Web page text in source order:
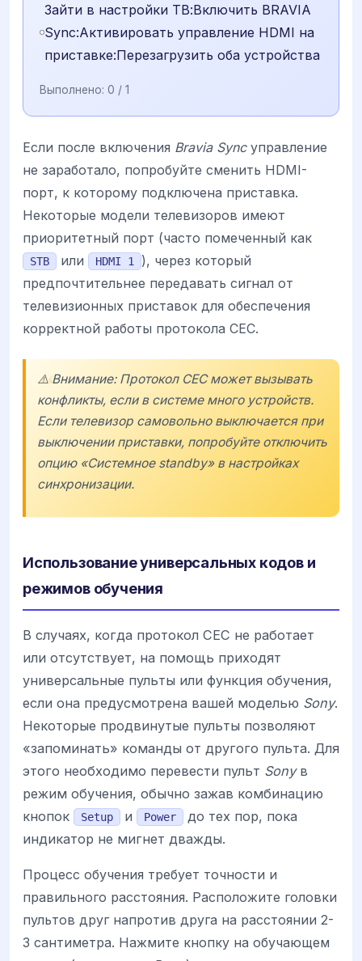
Зайти в настройки ТВ:Включить BRAVIA
Sync:Активировать управление HDMI на
приставке:Перезагрузить оба устройства
Выполнено: 0 / 1
Если после включения Bravia Syncуправление
не заработало, попробуйте сменить HDMI-
порт, к которому подключена приставка.
Некоторые модели телевизоров имеют
приоритетный порт (часто помеченный как
STB или HDMI 1
), через который
предпочтительнее передавать сигнал от
телевизионных приставок для обеспечения
корректной работы протокола CEC.
⚠️ Внимание: Протокол CEC может вызывать
конфликты, если в системе много устройств.
Если телевизор самовольно выключается при
выключении приставки, попробуйте отключить
опцию «Системное standby» в настройках
синхронизации.
Использование универсальных кодов и
режимов обучения
В случаях, когда протокол CEC не работает
или отсутствует, на помощь приходят
универсальные пульты или функция обучения,
если она предусмотрена вашей моделью Sony.
Некоторые продвинутые пульты позволяют
«запоминать» команды от другого пульта. Для
этого необходимо перевести пульт Sonyв
режим обучения, обычно зажав комбинацию
кнопок
Setup и Power
до тех пор, пока
индикатор не мигнет дважды.
Процесс обучения требует точности и
правильного расстояния. Расположите головки
пультов друг напротив друга на расстоянии 2-
3 сантиметра. Нажмите кнопку на обучающем